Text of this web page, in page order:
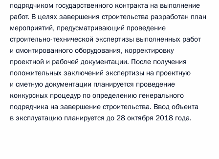
подрядчиком государственного контракта на выполнение
работ. В целях завершения строительства разработан план
мероприятий, предусматривающий проведение
строительно-технической экспертизы выполненных работ
и смонтированного оборудования, корректировку
проектной и рабочей документации. После получения
положительных заключений экспертизы на проектную
и сметную документации планируется проведение
конкурсных процедур по определению генерального
подрядчика на завершение строительства. Ввод объекта
в эксплуатацию планируется до 28 октября 2018 года.